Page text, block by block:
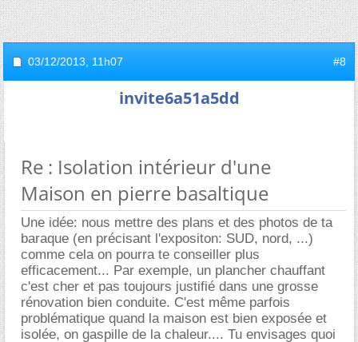
03/12/2013, 11h07 #8
invite6a51a5dd
Re : Isolation intérieur d'une
Maison en pierre basaltique
Une idée: nous mettre des plans et des photos de ta
baraque (en précisant l'expositon: SUD, nord, ...)
comme cela on pourra te conseiller plus
efficacement... Par exemple, un plancher chauffant
c'est cher et pas toujours justifié dans une grosse
rénovation bien conduite. C'est même parfois
problématique quand la maison est bien exposée et
isolée, on gaspille de la chaleur.... Tu envisages quoi